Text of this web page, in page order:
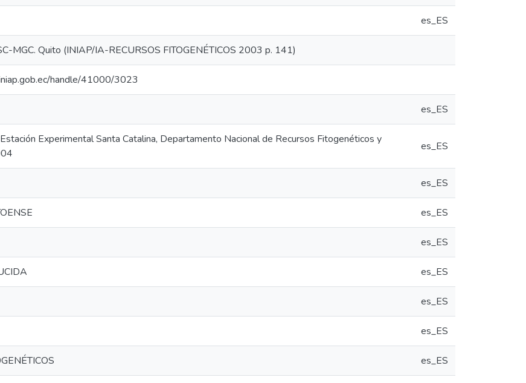
es_ES
MGC. Quito (INIAP/IA-RECURSOS FITOGENÉTICOS 2003 p. 141)
handle/41000/3023
es_ES
Experimental Santa Catalina, Departamento Nacional de Recursos Fitogenéticos y
es_ES
es_ES
es_ES
es_ES
es_ES
es_ES
es_ES
es_ES